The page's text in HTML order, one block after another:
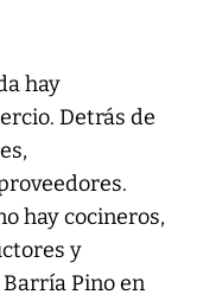
hay
Detrás de
hay cocineros,
y
Pino en